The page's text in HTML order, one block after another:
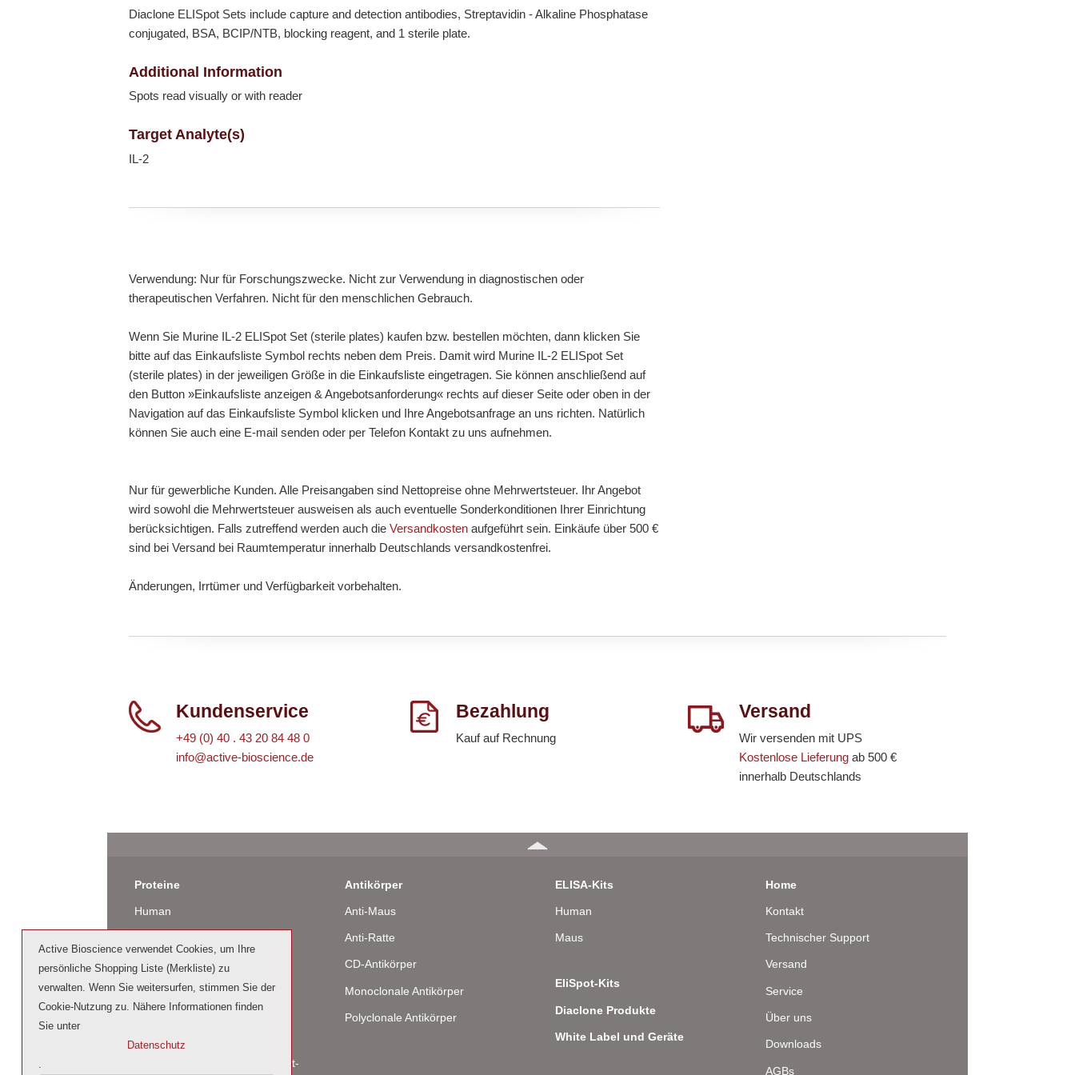
Diaclone ELISpot Sets include capture and detection antibodies, Streptavidin - Alkaline Phosphatase
conjugated, BSA, BCIP/NTB, blocking reagent, and 1 sterile plate.
Additional Information
Spots read visually or with reader
Target Analyte(s)
IL-2
Verwendung: Nur für Forschungszwecke. Nicht zur Verwendung in diagnostischen oder
therapeutischen Verfahren. Nicht für den menschlichen Gebrauch.
Wenn Sie Murine IL-2 ELISpot Set (sterile plates) kaufen bzw. bestellen möchten, dann klicken Sie
bitte auf das Einkaufsliste Symbol rechts neben dem Preis. Damit wird Murine IL-2 ELISpot Set
(sterile plates) in der jeweiligen Größe in die Einkaufsliste eingetragen. Sie können anschließend auf
den Button »Einkaufsliste anzeigen & Angebotsanforderung« rechts auf dieser Seite oder oben in der
Navigation auf das Einkaufsliste Symbol klicken und Ihre Angebotsanfrage an uns richten. Natürlich
können Sie auch eine E-mail senden oder per Telefon Kontakt zu uns aufnehmen.
Nur für gewerbliche Kunden. Alle Preisangaben sind Nettopreise ohne Mehrwertsteuer. Ihr Angebot
wird sowohl die Mehrwertsteuer ausweisen als auch eventuelle Sonderkonditionen Ihrer Einrichtung
berücksichtigen. Falls zutreffend werden auch dieVersandkosten aufgeführt sein. Einkäufe über 500 €
sind bei Versand bei Raumtemperatur innerhalb Deutschlands versandkostenfrei.
Änderungen, Irrtümer und Verfügbarkeit vorbehalten.
Kundenservice
+49 (0) 40 . 43 20 84 48 0
info@active-bioscience.de
Bezahlung
Kauf auf Rechnung
Versand
Wir versenden mit UPS
Kostenlose Lieferung ab 500 €
innerhalb Deutschlands
Proteine
Human
Ratte
Rind / Schaf
Cell culture tested premium (cct-
Antikörper
Anti-Maus
Anti-Ratte
CD-Antikörper
Monoclonale Antikörper
Polyclonale Antikörper
ELISA-Kits
Human
Maus
EliSpot-Kits
Diaclone Produkte
White Label und Geräte
Home
Kontakt
Technischer Support
Versand
Service
Über uns
Downloads
AGBs
Active Bioscience verwendet Cookies, um Ihre
persönliche Shopping Liste (Merkliste) zu
verwalten. Wenn Sie weitersurfen, stimmen Sie der
Cookie-Nutzung zu. Nähere Informationen finden
Sie unter
Datenschutz